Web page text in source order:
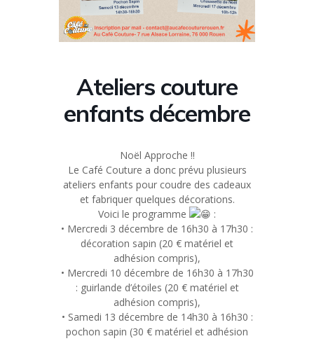
Ateliers couture
enfants décembre
Noël Approche !!
Le Café Couture a donc prévu plusieurs
ateliers enfants pour coudre des cadeaux
et fabriquer quelques décorations.
Voici le programme
:
• Mercredi 3 décembre de 16h30 à 17h30 :
décoration sapin (20 € matériel et
adhésion compris),
• Mercredi 10 décembre de 16h30 à 17h30
: guirlande d’étoiles (20 € matériel et
adhésion compris),
• Samedi 13 décembre de 14h30 à 16h30 :
pochon sapin (30 € matériel et adhésion